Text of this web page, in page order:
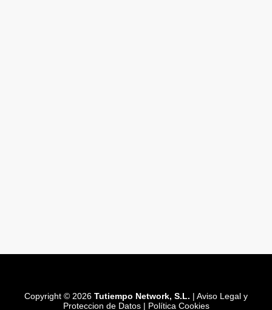
Copyright © 2026 Tutiempo Network, S.L. | Aviso Legal y
Proteccion de Datos| Política Cookies